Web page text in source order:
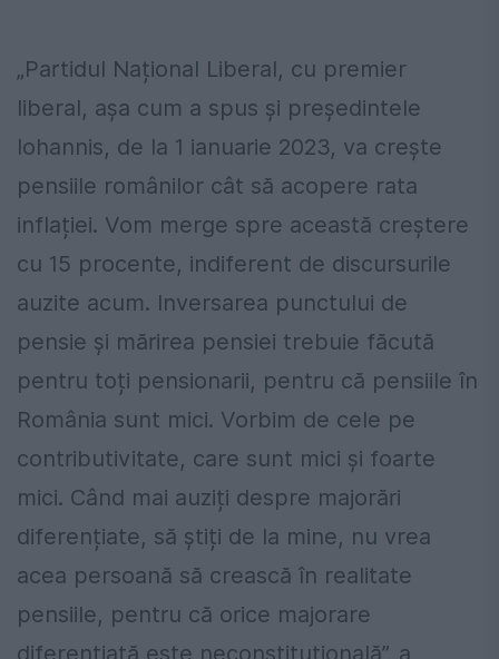
„Partidul Național Liberal, cu premier
liberal, așa cum a spus și președintele
Iohannis, de la 1 ianuarie 2023, va crește
pensiile românilor cât să acopere rata
inflației. Vom merge spre această creștere
cu 15 procente, indiferent de discursurile
auzite acum. Inversarea punctului de
pensie și mărirea pensiei trebuie făcută
pentru toți pensionarii, pentru că pensiile în
România sunt mici. Vorbim de cele pe
contributivitate, care sunt mici și foarte
mici. Când mai auziți despre majorări
diferențiate, să știți de la mine, nu vrea
acea persoană să crească în realitate
pensiile, pentru că orice majorare
diferențiată este neconstituțională”, a